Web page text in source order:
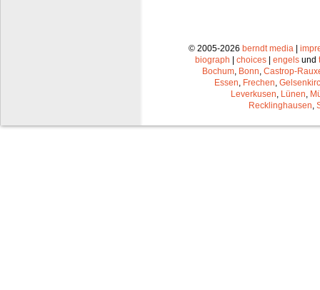
© 2005-2026 berndt media |
biograph | choices | engels und
Bochum Bonn Castrop-
Essen Frechen
Leverkusen Lünen
Recklinghausen